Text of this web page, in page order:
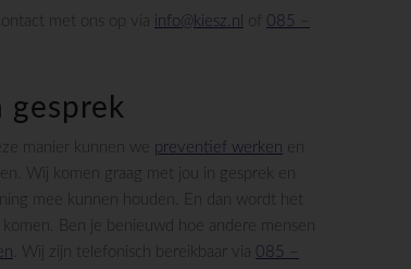
met ons op via info@kiesz.nl
085 –
gesprek
manier kunnen we preventief werken
Wij komen graag met jou in gesprek en
mee kunnen houden. En dan wordt het
Ben je benieuwd hoe andere mensen
. Wij zijn telefonisch bereikbaar via 085 –